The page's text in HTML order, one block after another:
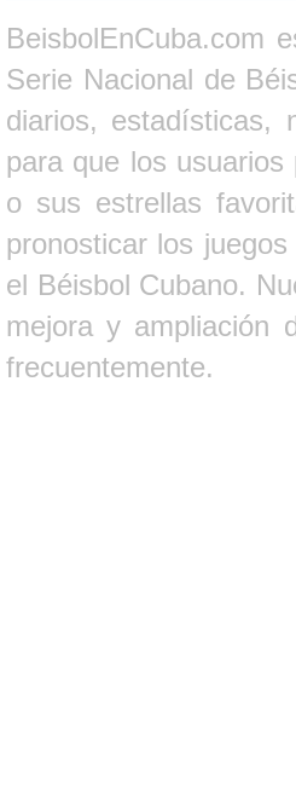
BeisbolEnCuba.com
Serie Nacional de
diarios, estadísticas,
para que los
o sus estrellas
pronosticar los
el Béisbol Cubano.
mejora y ampliación
frecuentemente.